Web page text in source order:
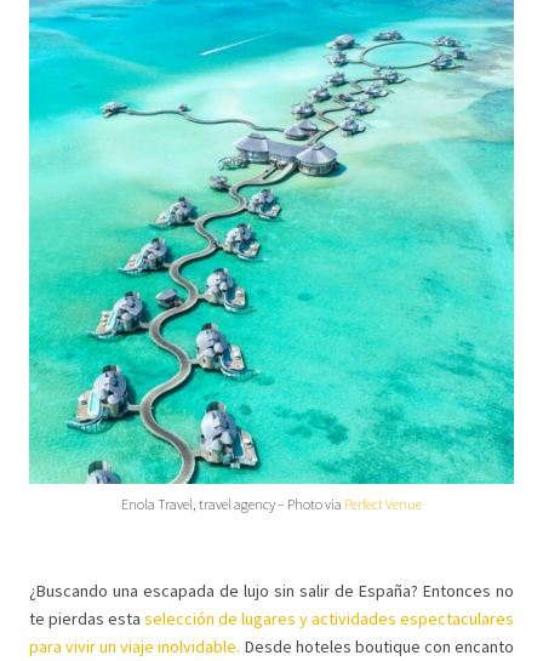
Enola Travel, travel agency – Photo via Perfect Venue
¿Buscando una escapada de lujo sin salir de España? Entonces no
te pierdas esta selección de lugares y actividades espectaculares
para vivir un viaje inolvidable. Desde hoteles boutique con encanto